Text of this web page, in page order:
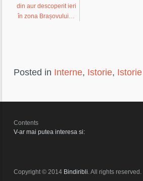
din aur descoperit ieri
în zona Brașovului…
Posted in Interne, Istorie,
Contents
V-ar mai putea interesa si:
Copyright © 2014 Bindiribli . All rights reserved.